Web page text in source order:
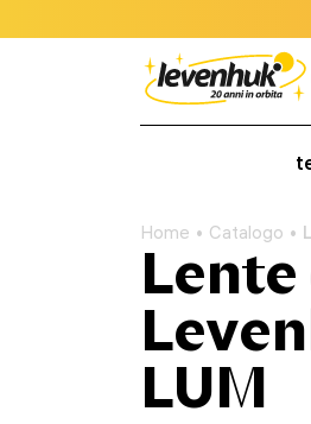
Home Catalogo
LUM